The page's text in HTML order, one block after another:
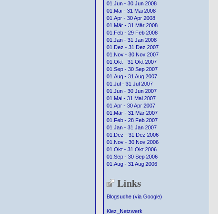
01.Jun - 30 Jun 2008
01.Mai - 31 Mai 2008
01.Apr - 30 Apr 2008
01.Mär - 31 Mär 2008
01.Feb - 29 Feb 2008
01.Jan - 31 Jan 2008
01.Dez - 31 Dez 2007
01.Nov - 30 Nov 2007
01.Okt - 31 Okt 2007
01.Sep - 30 Sep 2007
01.Aug - 31 Aug 2007
01.Jul - 31 Jul 2007
01.Jun - 30 Jun 2007
01.Mai - 31 Mai 2007
01.Apr - 30 Apr 2007
01.Mär - 31 Mär 2007
01.Feb - 28 Feb 2007
01.Jan - 31 Jan 2007
01.Dez - 31 Dez 2006
01.Nov - 30 Nov 2006
01.Okt - 31 Okt 2006
01.Sep - 30 Sep 2006
01.Aug - 31 Aug 2006
Links
Blogsuche (via Google)
Kiez_Netzwerk